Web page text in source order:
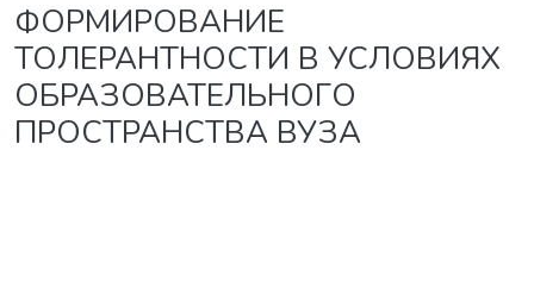
ФОРМИРОВАНИЕ
ТОЛЕРАНТНОСТИ В УСЛОВИЯХ
ОБРАЗОВАТЕЛЬНОГО
ПРОСТРАНСТВА ВУЗА